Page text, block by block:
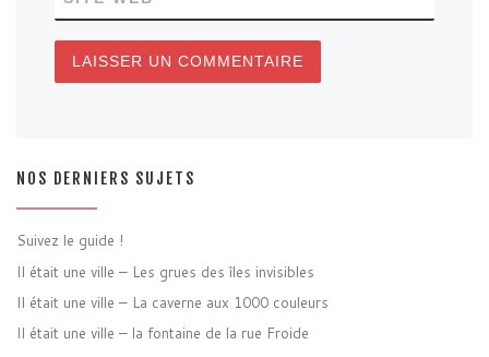
NOS DERNIERS SUJETS
Suivez le guide !
Il était une ville – Les grues des îles invisibles
Il était une ville – La caverne aux 1000 couleurs
Il était une ville – la fontaine de la rue Froide